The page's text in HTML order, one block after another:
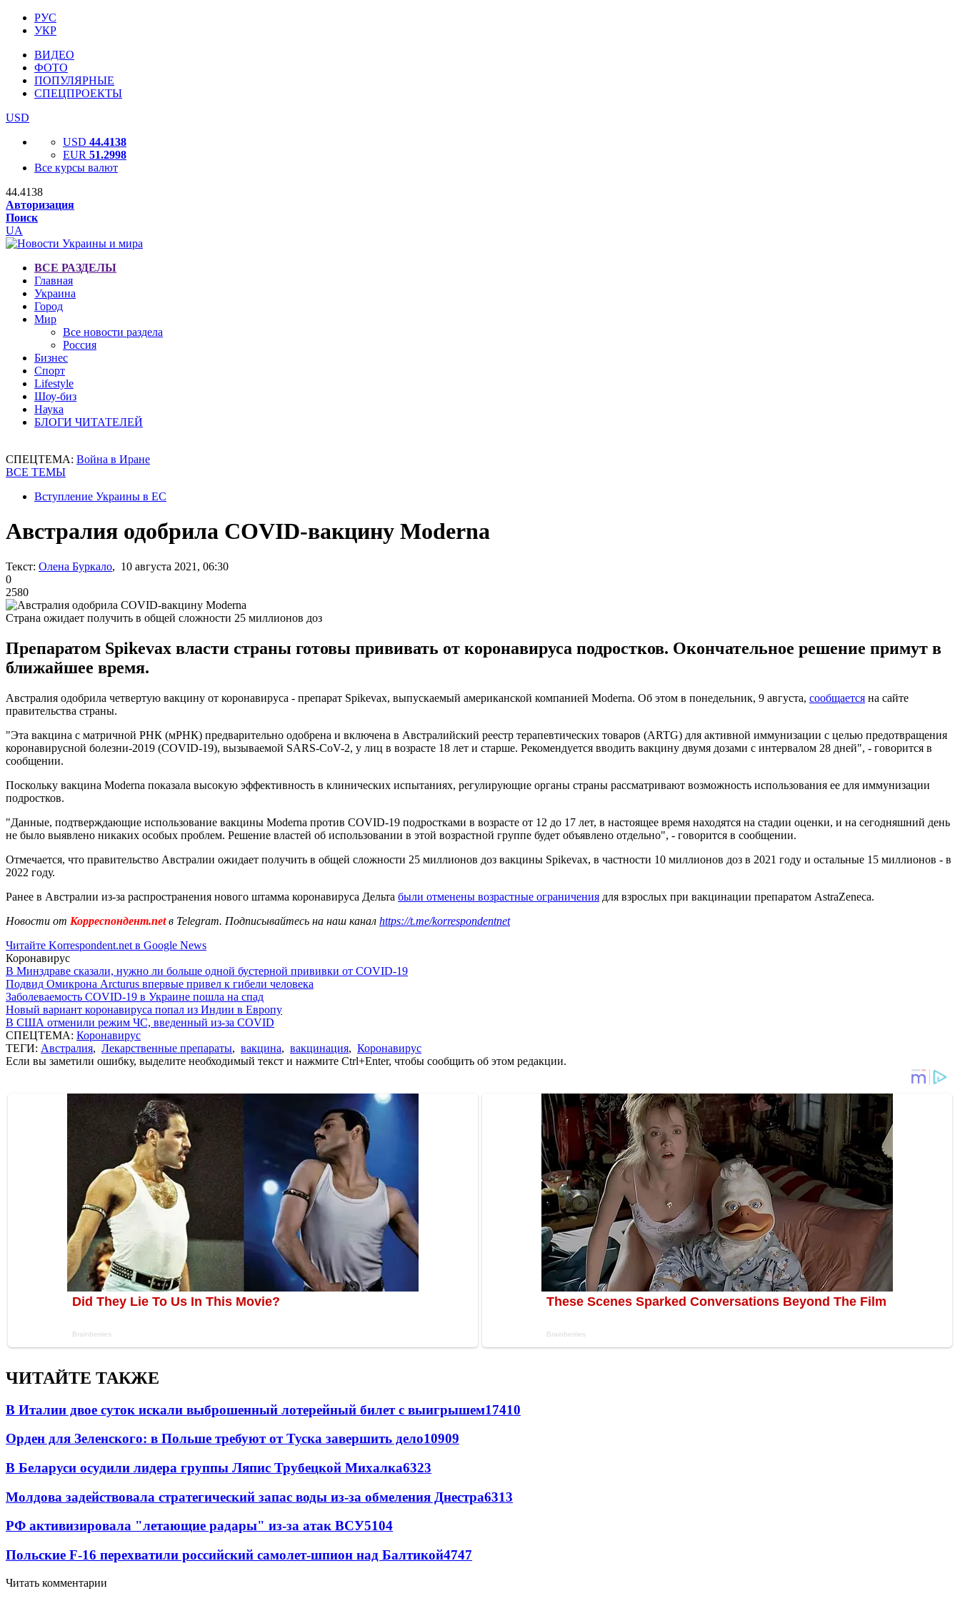
РУС
УКР
ВИДЕО
ФОТО
ПОПУЛЯРНЫЕ
СПЕЦПРОЕКТЫ
USD
USD 44.4138
EUR 51.2998
Все курсы валют
44.4138
Авторизация
Поиск
UA
ВСЕ РАЗДЕЛЫ
Главная
Украина
Город
Мир
Все новости раздела
Россия
Бизнес
Спорт
Lifestyle
Шоу-биз
Наука
БЛОГИ ЧИТАТЕЛЕЙ
СПЕЦТЕМА: Война в Иране
ВСЕ ТЕМЫ
Вступление Украины в ЕС
Австралия одобрила COVID-вакцину Moderna
Текст: Олена Буркало, 10 августа 2021, 06:30
0
2580
Страна ожидает получить в общей сложности 25 миллионов доз
Препаратом Spikevax власти страны готовы прививать от коронавируса подростков. Окончательное решение примут в
ближайшее время.
Австралия одобрила четвертую вакцину от коронавируса - препарат Spikevax, выпускаемый американской компанией Moderna. Об этом в понедельник, 9 августа, сообщается на сайте
правительства страны.
"Эта вакцина с матричной РНК (мРНК) предварительно одобрена и включена в Австралийский реестр терапевтических товаров (ARTG) для активной иммунизации с целью предотвращения
коронавирусной болезни-2019 (COVID-19), вызываемой SARS-CoV-2, у лиц в возрасте 18 лет и старше. Рекомендуется вводить вакцину двумя дозами с интервалом 28 дней", - говорится в
сообщении.
Поскольку вакцина Moderna показала высокую эффективность в клинических испытаниях, регулирующие органы страны рассматривают возможность использования ее для иммунизации
подростков.
"Данные, подтверждающие использование вакцины Moderna против COVID-19 подростками в возрасте от 12 до 17 лет, в настоящее время находятся на стадии оценки, и на сегодняшний день
не было выявлено никаких особых проблем. Решение властей об использовании в этой возрастной группе будет объявлено отдельно", - говорится в сообщении.
Отмечается, что правительство Австралии ожидает получить в общей сложности 25 миллионов доз вакцины Spikevax, в частности 10 миллионов доз в 2021 году и остальные 15 миллионов - в
2022 году.
Ранее в Австралии из-за распространения нового штамма коронавируса Дельта были отменены возрастные ограничения для взрослых при вакцинации препаратом AstraZeneca.
Новости от Корреспондент.netв Telegram. Подписывайтесь на наш канал https://t.me/korrespondentnet
Читайте Korrespondent.net в Google News
Коронавирус
В Минздраве сказали, нужно ли больше одной бустерной прививки от COVID-19
Подвид Омикрона Arcturus впервые привел к гибели человека
Заболеваемость COVID-19 в Украине пошла на спад
Новый вариант коронавируса попал из Индии в Европу
В США отменили режим ЧС, введенный из-за COVID
СПЕЦТЕМА: Коронавирус
ТЕГИ: Австралия, Лекарственные препараты, вакцина, вакцинация, Коронавирус
Если вы заметили ошибку, выделите необходимый текст и нажмите Ctrl+Enter, чтобы сообщить об этом редакции.
ЧИТАЙТЕ ТАКЖЕ
В Италии двое суток искали выброшенный лотерейный билет с выигрышем17410
Орден для Зеленского: в Польше требуют от Туска завершить дело10909
В Беларуси осудили лидера группы Ляпис Трубецкой Михалка6323
Молдова задействовала стратегический запас воды из-за обмеления Днестра6313
РФ активизировала "летающие радары" из-за атак ВСУ5104
Польские F-16 перехватили российский самолет-шпион над Балтикой4747
Читать комментарии